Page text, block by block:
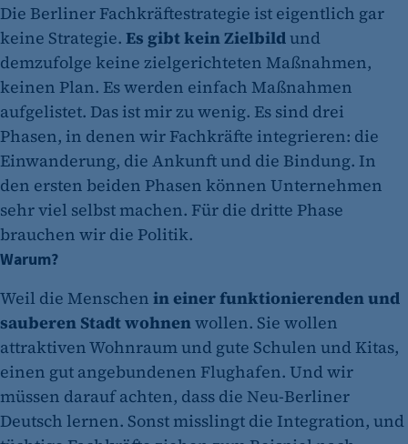
etracker Analytics
Name:
Anbieter:
Zweck:
Cookie Laufzeit:
2 Jahre
etracker Analytics
Name:
Die Berliner Fachkräftestrategie ist eigentlich gar
keine Strategie. Es gibt kein Zielbildund
demzufolge keine zielgerichteten Maßnahmen,
keinen Plan. Es werden einfach Maßnahmen
aufgelistet. Das ist mir zu wenig. Es sind drei
Phasen, in denen wir Fachkräfte integrieren: die
Einwanderung, die Ankunft und die Bindung. In
den ersten beiden Phasen können Unternehmen
sehr viel selbst machen. Für die dritte Phase
brauchen wir die Politik.
Warum?
Weil die Menschen in einer funktionierenden und
sauberen Stadt wohnenwollen. Sie wollen
attraktiven Wohnraum und gute Schulen und Kitas,
einen gut angebundenen Flughafen. Und wir
müssen darauf achten, dass die Neu-Berliner
Deutsch lernen. Sonst misslingt die Integration, und